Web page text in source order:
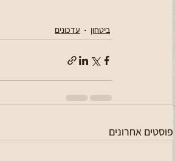
ביטחון עדכונים
פוסטים אחרונים